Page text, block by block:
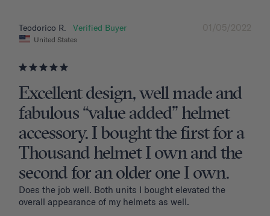
01/05/2022
Teodorico R.
United States
Excellent design, well made and
fabulous “value added” helmet
accessory. I bought the first for a
Thousand helmet I own and the
second for an older one I own.
Does the job well. Both units I bought elevated the
overall appearance of my helmets as well.